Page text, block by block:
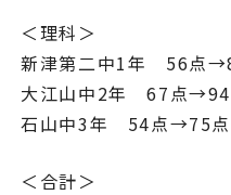
＜理科＞
新津第二中1年 56点
大江山中2年 67点
石山中3年 54点→75
＜合計＞